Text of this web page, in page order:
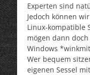
Experten sind
Jedoch können
Linux-kompatible
mögen dann
Windows
Wer bequem
eigenen Sessel